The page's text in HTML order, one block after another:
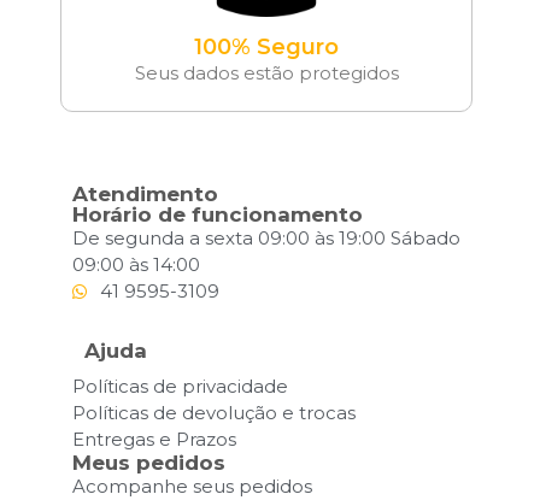
100% Seguro
Seus dados estão protegidos
Atendimento
Horário de funcionamento
De segunda a sexta 09:00 às 19:00 Sábado
09:00 às 14:00
41 9595-3109
Ajuda
Políticas de privacidade
Políticas de devolução e trocas
Entregas e Prazos
Meus pedidos
Acompanhe seus pedidos